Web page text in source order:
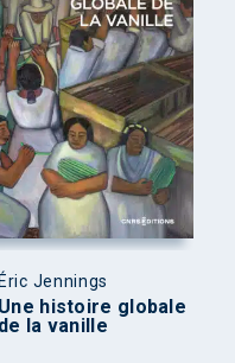
Éric Jennings
Une histoire globale
de la vanille